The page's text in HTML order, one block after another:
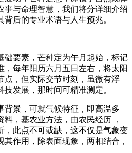
事与命理智慧，我们将分详细介绍
后的专业术语与人生预兆。
础要素，芒种定为午月起始，标记
，每年阳历六月五日左右，将太阳
点，但实际交节时刻，虽微有浮
发展，那时间可精准测定。
背景，可就气候特征，即高温多
，基农业方法，由农民经历 ，
，此点不可或缺，这不仅是气象变
作用，除表面现象，两相结合，